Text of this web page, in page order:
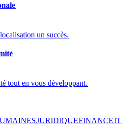
un succès.​​
tout en vous développant.​​
JURIDIQUE​​FINANCE​​IT​​